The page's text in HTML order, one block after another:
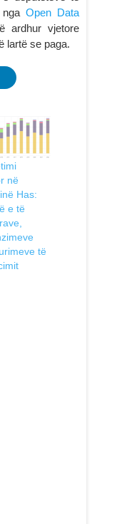
Open Data
ardhur vjetore
lartë se paga.
në
Has:
e të
të